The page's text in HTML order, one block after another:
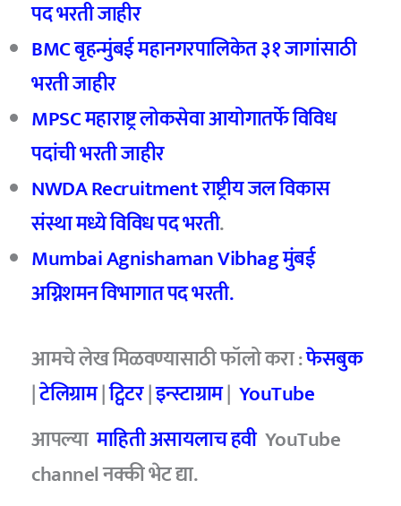
पद भरती जाहीर
BMC बृहन्मुंबई महानगरपालिकेत ३१ जागांसाठी
भरती जाहीर
MPSC महाराष्ट्र लोकसेवा आयोगातर्फे विविध
पदांची भरती जाहीर
NWDA Recruitment राष्ट्रीय जल विकास
संस्था मध्ये विविध पद भरती.
Mumbai Agnishaman Vibhag मुंबई
अग्निशमन विभागात पद भरती.
आमचेलेख मिळवण्यासाठी फॉलो करा :फेसबुक
|टेलिग्राम|ट्विटर|इन्स्टाग्राम| YouTube
आपल्यामाहिती असायलाच हवी YouTube
channel नक्की भेट द्या.